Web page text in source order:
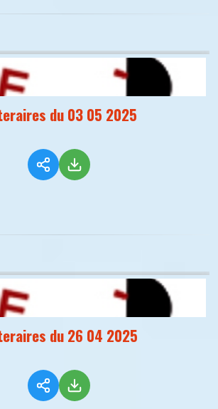
du 03 05 2025
du 26 04 2025